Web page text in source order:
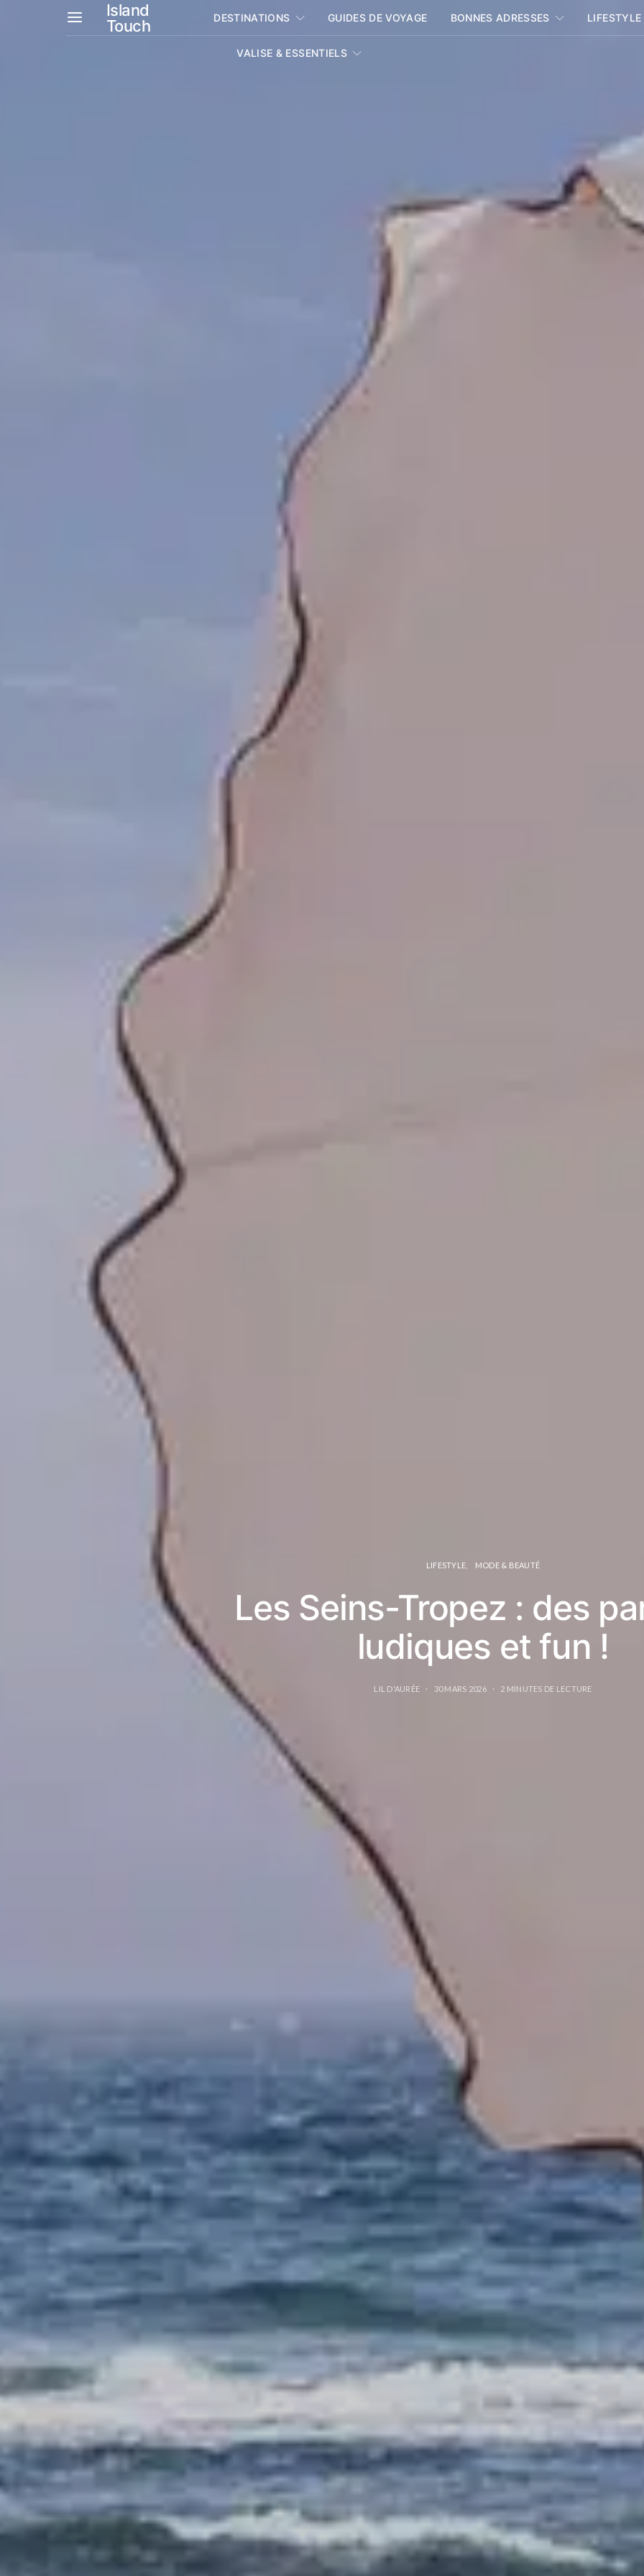
Island
Touch
DESTINATIONS GUIDES DE VOYAGE BONNES ADRESSES LIFESTYLE
VALISE & ESSENTIELS
LIFESTYLE MODE & BEAUTÉ
Les Seins-Tropez : des
ludiques et fun !
LIL D'AURÉE 30 MARS 2026 2 MINUTES DE LECTURE